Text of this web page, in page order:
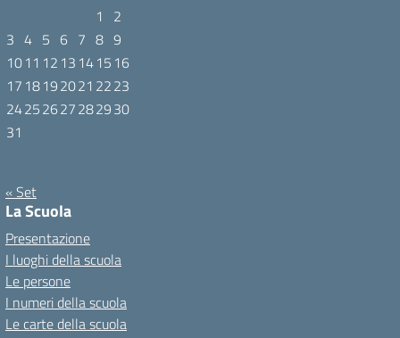
1
2
3 4 5 6 7 8 9
1011 12 13 1415 16
17 18192021 2223
24252627282930
31
« Set
La Scuola
Presentazione
I luoghi della scuola
Le persone
I numeri della scuola
Le carte della scuola